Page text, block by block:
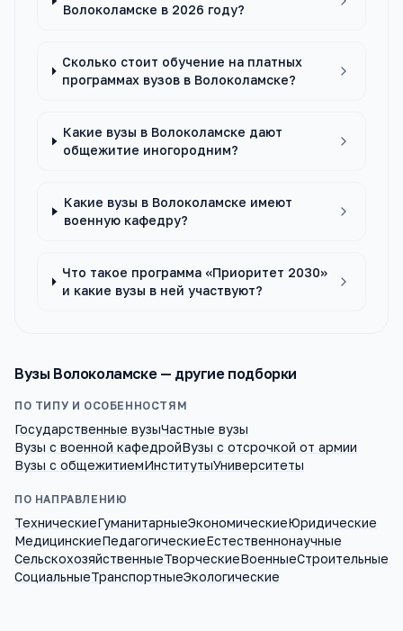
Волоколамске в 2026 году?
Сколько стоит обучение на платных
программах вузов в Волоколамске?
Какие вузы в Волоколамске дают
общежитие иногородним?
Какие вузы в Волоколамске имеют
военную кафедру?
Что такое программа «Приоритет 2030»
и какие вузы в ней участвуют?
Вузы Волоколамске— другие подборки
ПО ТИПУ И ОСОБЕННОСТЯМ
Государственные вузыЧастные вузы
Вузы с военной кафедройВузы с отсрочкой от армии
Вузы с общежитиемИнститутыУниверситеты
ПО НАПРАВЛЕНИЮ
ТехническиеГуманитарныеЭкономическиеЮридические
МедицинскиеПедагогическиеЕстественнонаучные
СельскохозяйственныеТворческиеВоенныеСтроительные
СоциальныеТранспортныеЭкологические